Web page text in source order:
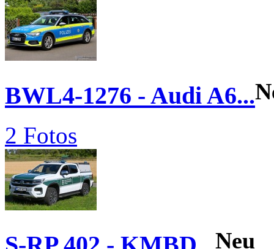
BWL4-1276 - Audi A6...
2 Fotos
Neu